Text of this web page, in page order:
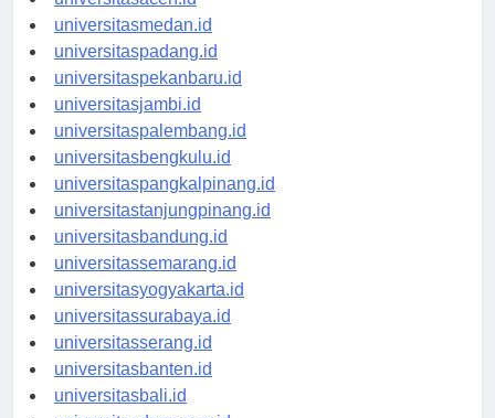
universitasaceh.id
universitasmedan.id
universitaspadang.id
universitaspekanbaru.id
universitasjambi.id
universitaspalembang.id
universitasbengkulu.id
universitaspangkalpinang.id
universitastanjungpinang.id
universitasbandung.id
universitassemarang.id
universitasyogyakarta.id
universitassurabaya.id
universitasserang.id
universitasbanten.id